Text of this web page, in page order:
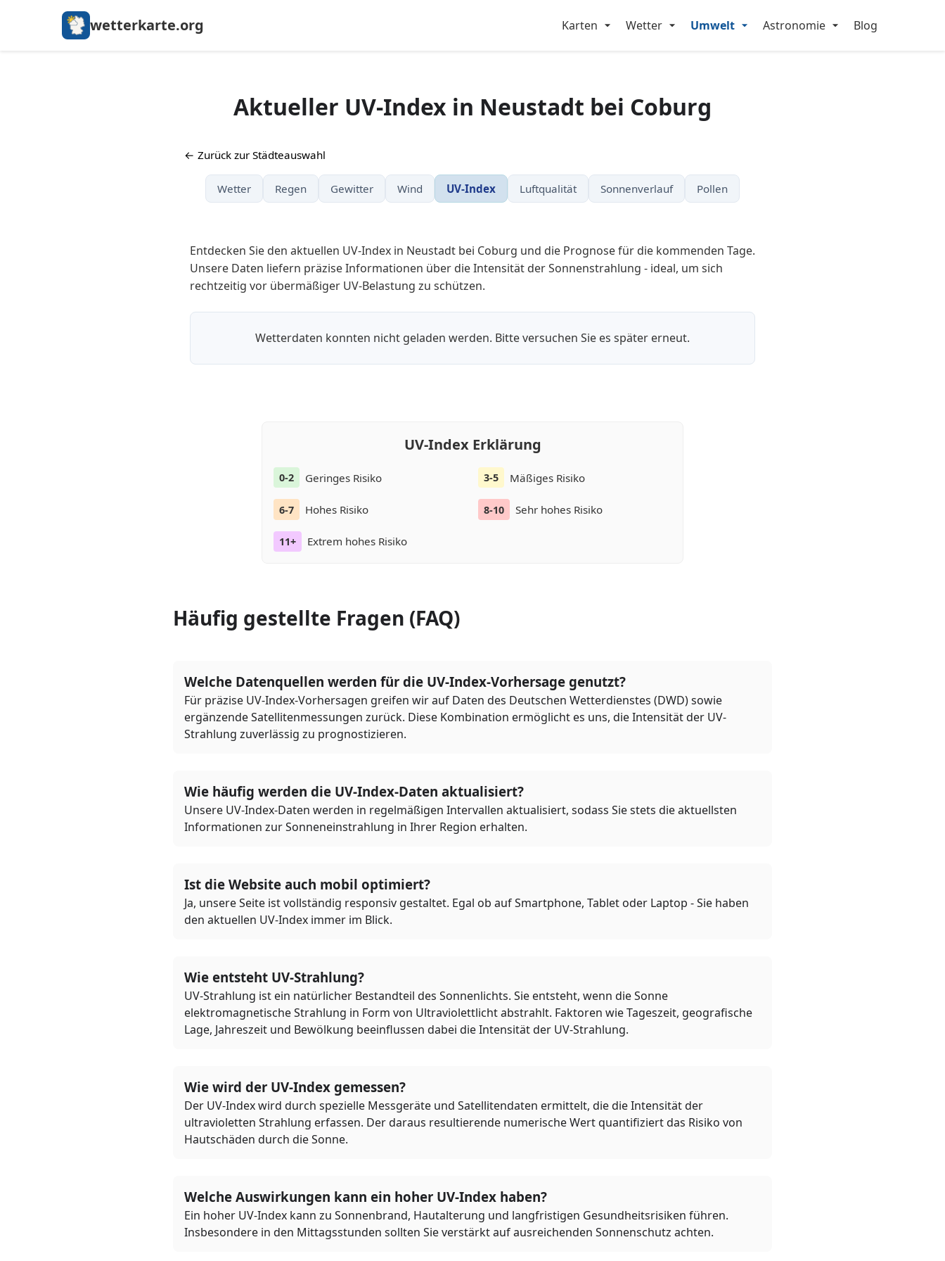
wetterkarte.org Karten Wetter Umwelt Astronomie Blog
Aktueller UV-Index in Neustadt bei Coburg
← Zurück zur Städteauswahl
Wetter Regen Gewitter Wind UV-Index Luftqualität Sonnenverlauf Pollen
Entdecken Sie den aktuellen UV-Index in Neustadt bei Coburg und die Prognose für die kommenden Tage.
Unsere Daten liefern präzise Informationen über die Intensität der Sonnenstrahlung - ideal, um sich
rechtzeitig vor übermäßiger UV-Belastung zu schützen.
Wetterdaten konnten nicht geladen werden. Bitte versuchen Sie es später erneut.
UV-Index Erklärung
0-2 Geringes Risiko 3-5 Mäßiges Risiko
6-7 Hohes Risiko 8-10 Sehr hohes Risiko
11+ Extrem hohes Risiko
Häufig gestellte Fragen (FAQ)
Welche Datenquellen werden für die UV-Index-Vorhersage genutzt?
Für präzise UV-Index-Vorhersagen greifen wir auf Daten des Deutschen Wetterdienstes (DWD) sowie
ergänzende Satellitenmessungen zurück. Diese Kombination ermöglicht es uns, die Intensität der UV-
Strahlung zuverlässig zu prognostizieren.
Wie häufig werden die UV-Index-Daten aktualisiert?
Unsere UV-Index-Daten werden in regelmäßigen Intervallen aktualisiert, sodass Sie stets die aktuellsten
Informationen zur Sonneneinstrahlung in Ihrer Region erhalten.
Ist die Website auch mobil optimiert?
Ja, unsere Seite ist vollständig responsiv gestaltet. Egal ob auf Smartphone, Tablet oder Laptop - Sie haben
den aktuellen UV-Index immer im Blick.
Wie entsteht UV-Strahlung?
UV-Strahlung ist ein natürlicher Bestandteil des Sonnenlichts. Sie entsteht, wenn die Sonne
elektromagnetische Strahlung in Form von Ultraviolettlicht abstrahlt. Faktoren wie Tageszeit, geografische
Lage, Jahreszeit und Bewölkung beeinflussen dabei die Intensität der UV-Strahlung.
Wie wird der UV-Index gemessen?
Der UV-Index wird durch spezielle Messgeräte und Satellitendaten ermittelt, die die Intensität der
ultravioletten Strahlung erfassen. Der daraus resultierende numerische Wert quantifiziert das Risiko von
Hautschäden durch die Sonne.
Welche Auswirkungen kann ein hoher UV-Index haben?
Ein hoher UV-Index kann zu Sonnenbrand, Hautalterung und langfristigen Gesundheitsrisiken führen.
Insbesondere in den Mittagsstunden sollten Sie verstärkt auf ausreichenden Sonnenschutz achten.